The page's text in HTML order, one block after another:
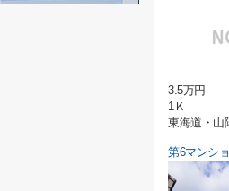
3.5万円
1Ｋ
東海道・山
第6マンシ